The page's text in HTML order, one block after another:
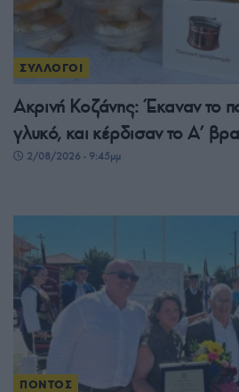
ΣΥΛΛΟΓΟΙ
Ακρινή Κοζάνης: Έκαναν το
γλυκό, και κέρδισαν το A’
2/08/2026 - 9:45μμ
ΠΟΝΤΟΣ